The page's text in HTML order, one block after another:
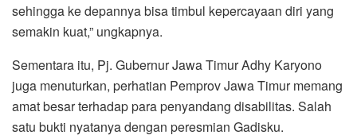
sehingga ke depannya bisa timbul kepercayaan diri yang
semakin kuat,” ungkapnya.
Sementara itu, Pj. Gubernur Jawa Timur Adhy Karyono
juga menuturkan, perhatian Pemprov Jawa Timur memang
amat besar terhadap para penyandang disabilitas. Salah
satu bukti nyatanya dengan peresmian Gadisku.